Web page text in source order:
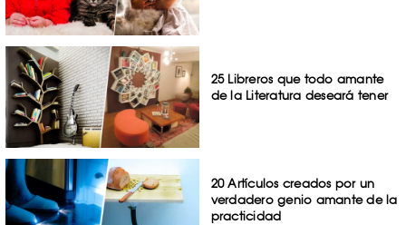
25 Libreros que todo amante
de la Literatura deseará tener
20 Artículos creados por un
verdadero genio amante de la
practicidad